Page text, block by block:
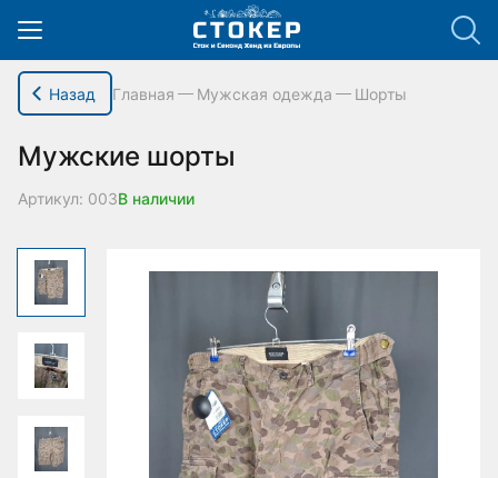
hello_elementor_body_open();
Назад Главная Мужская одежда Шорты
Мужские шорты
Артикул: 003В наличии